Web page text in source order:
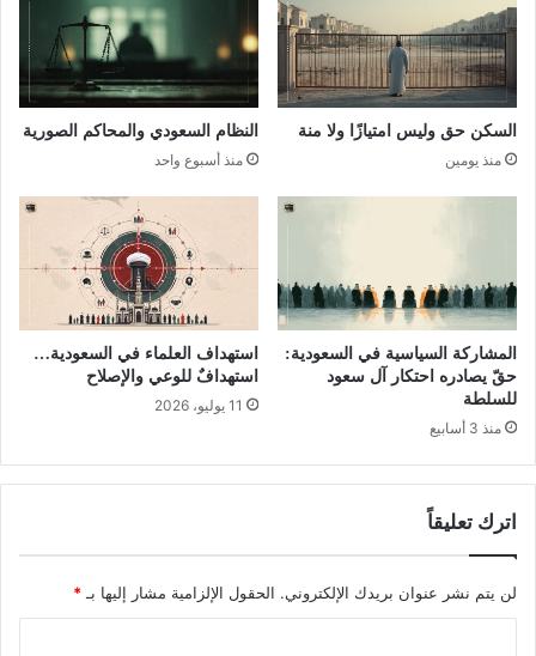
السكن حق وليس امتيازًا ولا منة
منذ يومين
النظام السعودي والمحاكم الصورية
منذ أسبوع واحد
المشاركة السياسية في السعودية:
حقّ يصادره احتكار آل سعود
للسلطة
منذ 3 أسابيع
استهداف العلماء في السعودية…
استهدافٌ للوعي والإصلاح
11 يوليو، 2026
اترك تعليقاً
لن يتم نشر عنوان بريدك الإلكتروني. الحقول الإلزامية مشار إليها بـ*